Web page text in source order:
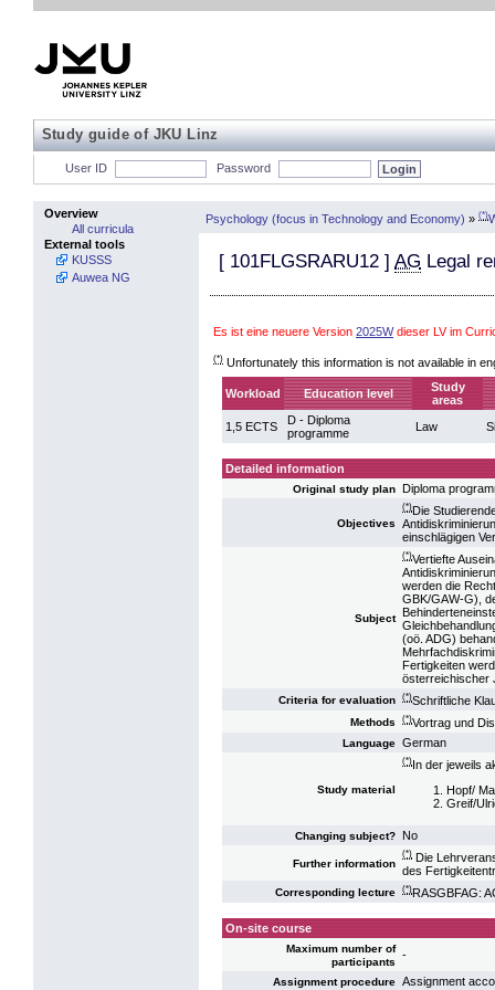
Study guide of JKU Linz
User ID Password
Overview
All curricula
External tools
KUSSS
Auwea NG
Psychology (focus in Technology and Economy) » (*)
[ 101FLGSRARU12 ] AG Legal
Es ist eine neuere Version 2025Wdieser LV im
(*) Unfortunately this information is not available in
Workload Education level
Study
areas
1,5 ECTS
D - Diploma
programme
Law
Detailed information
Original study plan Diploma
Objectives
(*)Die
einschlägigen
Subject
(*)Vertiefte
werden die
GBK/GAW-G),
(oö. ADG)
Fertigkeiten
österreichischer
Criteria for evaluation (*)Schriftliche
Methods (*)Vortrag und
Language German
Study material
(*)In der jeweils
Hopf/
Greif/
Changing subject? No
Further information
(*) Die
des
Corresponding lecture (*)RASGBFAG:
On-site course
Maximum number of
participants
-
Assignment procedure Assignment